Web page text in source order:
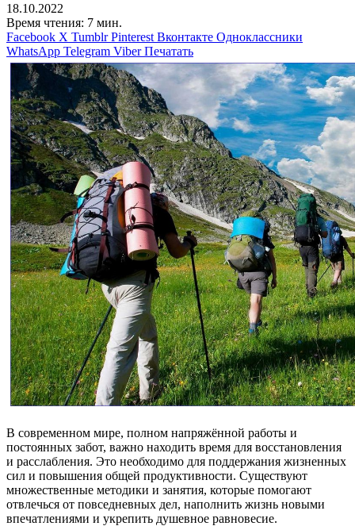
18.10.2022
Время чтения: 7 мин.
Facebook X Tumblr Pinterest Вконтакте Одноклассники
WhatsApp Telegram Viber Печатать
В современном мире, полном напряжённой работы и
постоянных забот, важно находить время для восстановления
и расслабления. Это необходимо для поддержания жизненных
сил и повышения общей продуктивности. Существуют
множественные методики и занятия, которые помогают
отвлечься от повседневных дел, наполнить жизнь новыми
впечатлениями и укрепить душевное равновесие.